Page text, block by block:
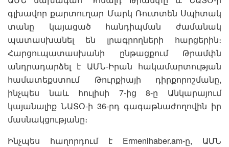
գլխավոր քարտուղար Մարկ Ռուտտեն Սպիտակ
տանը կայացած հանդիպման ժամանակ
պատասխանել են լրագրողների հարցերին։
Հարցուպատասխանի ընթացքում Թրամփն
անդրադարձել է ԱՄՆ-Իրան հակամարտության
համատեքստում Թուրքիայի դիրքորոշմանը,
ինչպես նաև հուլիսի 7-ից 8-ը Անկարայում
կայանալիք ՆԱՏՕ-ի 36-րդ գագաթնաժողովին իր
մասնակցությանը։
Ինչպես հաղորդում է Ermenihaber.am-ը, ԱՄՆ